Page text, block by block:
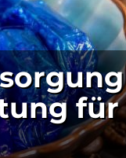
für